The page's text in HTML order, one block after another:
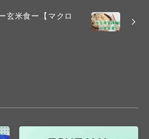
玄米食ー【マクロ